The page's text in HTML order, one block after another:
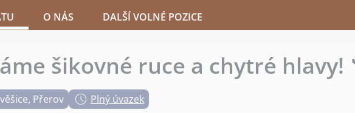
O NÁS DALŠÍ VOLNÉ POZICE
šikovné ruce a chytré hlavy!
Přerov Plný úvazek